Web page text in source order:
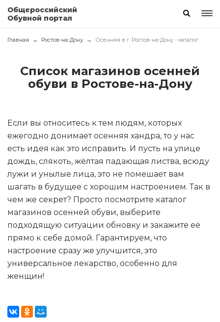
Общероссийский
Обувной портал
Главная Ростов-на-Дону Осенняя в г. Ростов-на-Дону - каталог
Список магазинов осенней
обуви в Ростове-на-Дону
Если вы относитесь к тем людям, которых
ежегодно донимает осенняя хандра, то у нас
есть идея как это исправить. И пусть на улице
дождь, слякоть, жёлтая падающая листва, всюду
лужи и унылые лица, это не помешает вам
шагать в будущее с хорошим настроением. Так в
чем же секрет? Просто посмотрите каталог
магазинов осенней обуви, выберите
подходящую ситуации обновку и закажите её
прямо к себе домой. Гарантируем, что
настроение сразу же улучшится, это
универсальное лекарство, особенно для
женщин!